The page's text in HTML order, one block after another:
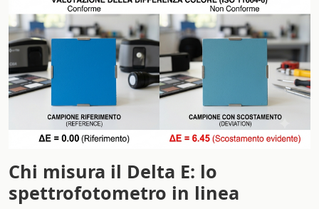
Chi misura il Delta E: lo
spettrofotometro in linea